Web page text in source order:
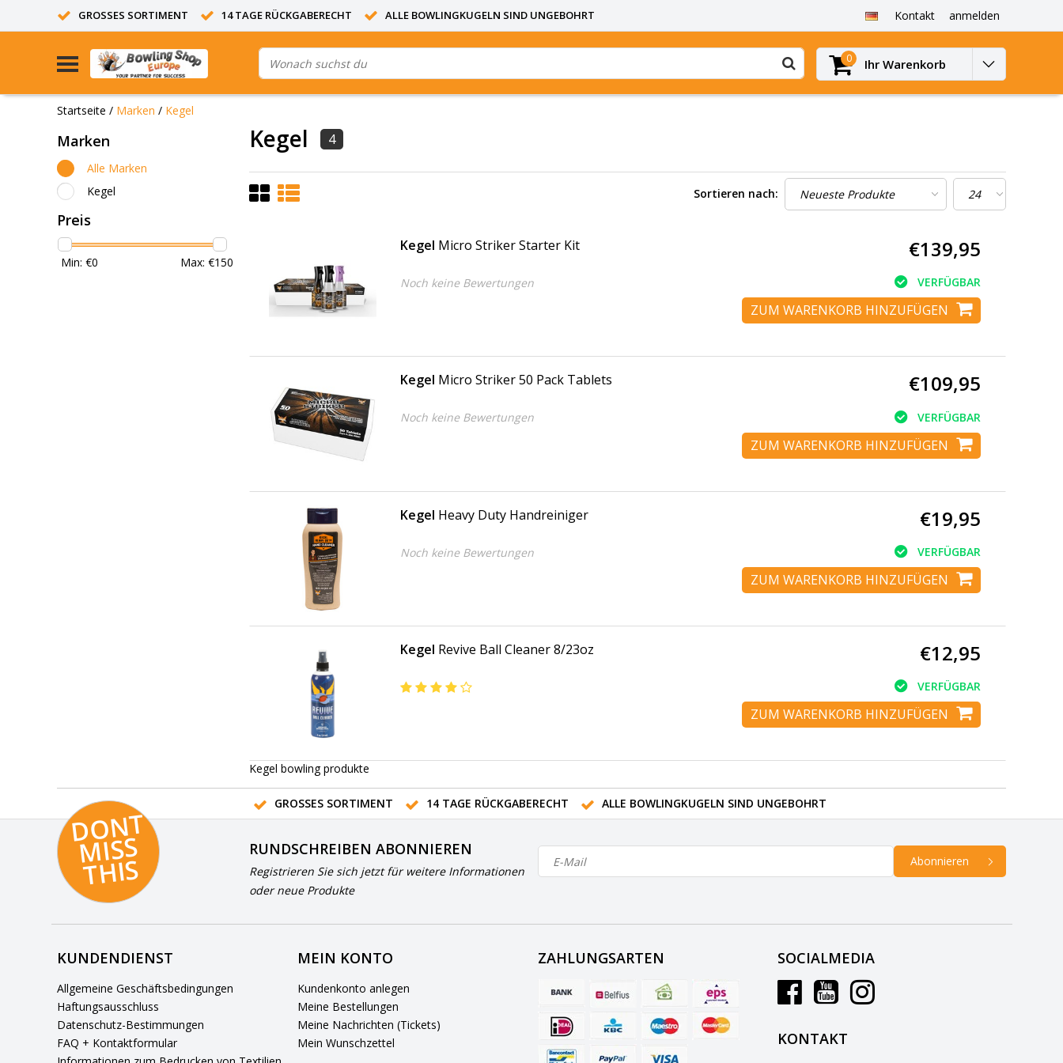
GROSSES SORTIMENT 14 TAGE RÜCKGABERECHT ALLE BOWLINGKUGELN SIND UNGEBOHRT Kontakt anmelden
0 Ihr Warenkorb
Startseite / Marken / Kegel
Marken
Alle Marken
Kegel
Preis
Min: €0 Max: €150
Kegel 4
Sortieren nach:
Kegel Micro Striker Starter Kit
Noch keine Bewertungen
€139,95
VERFÜGBAR
ZUM WARENKORB HINZUFÜGEN
Kegel Micro Striker 50 Pack Tablets
Noch keine Bewertungen
€109,95
VERFÜGBAR
ZUM WARENKORB HINZUFÜGEN
Kegel Heavy Duty Handreiniger
Noch keine Bewertungen
€19,95
VERFÜGBAR
ZUM WARENKORB HINZUFÜGEN
Kegel Revive Ball Cleaner 8/23oz €12,95
VERFÜGBAR
ZUM WARENKORB HINZUFÜGEN
Kegel bowling produkte
GROSSES SORTIMENT 14 TAGE RÜCKGABERECHT ALLE BOWLINGKUGELN SIND UNGEBOHRT
D
O
N
T
MI
S
S
T
HI
S
RUNDSCHREIBEN ABONNIEREN
Registrieren Sie sich jetzt für weitere Informationen
oder neue Produkte
Abonnieren
KUNDENDIENST
Allgemeine Geschäftsbedingungen
Haftungsausschluss
Datenschutz-Bestimmungen
FAQ + Kontaktformular
MEIN KONTO
Kundenkonto anlegen
Meine Bestellungen
Meine Nachrichten (Tickets)
Mein Wunschzettel
ZAHLUNGSARTEN SOCIALMEDIA
KONTAKT